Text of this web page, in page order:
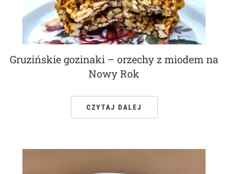
Gruzińskie gozinaki – orzechy z miodem na
Nowy Rok
CZYTAJ DALEJ